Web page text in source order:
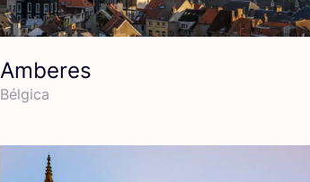
Amberes
Bél­gi­ca